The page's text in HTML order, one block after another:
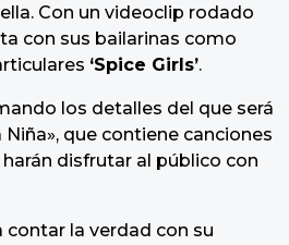
Con un videoclip rodado
con sus bailarinas como
‘Spice Girls’.
los detalles del que será
que contiene canciones
disfrutar al público con
la verdad con su